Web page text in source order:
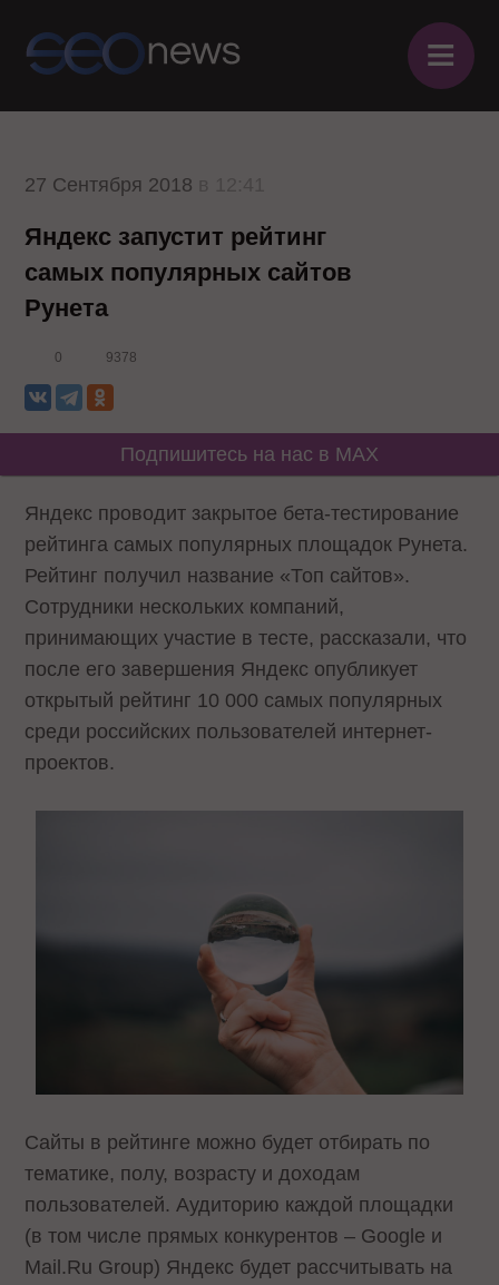
≡
27 Сентября 2018
Яндекс запустит рейтинг
самых популярных сайтов
Рунета
0 9378
Подпишитесь на нас в MAX
Яндекс проводит закрытое бета-тестирование
рейтинга самых популярных площадок Рунета.
Рейтинг получил название «Топ сайтов».
Сотрудники нескольких компаний,
принимающих участие в тесте, рассказали, что
после его завершения Яндекс опубликует
открытый рейтинг 10 000 самых популярных
среди российских пользователей интернет-
проектов.
Сайты в рейтинге можно будет отбирать по
тематике, полу, возрасту и доходам
пользователей. Аудиторию каждой площадки
(в том числе прямых конкурентов – Google и
Mail.Ru Group) Яндекс будет рассчитывать на